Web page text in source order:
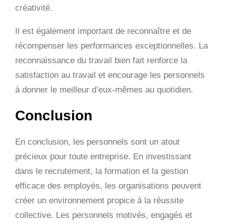
créativité.
Il est également important de reconnaître et de
récompenser les performances exceptionnelles. La
reconnaissance du travail bien fait renforce la
satisfaction au travail et encourage les personnels
à donner le meilleur d’eux-mêmes au quotidien.
Conclusion
En conclusion, les personnels sont un atout
précieux pour toute entreprise. En investissant
dans le recrutement, la formation et la gestion
efficace des employés, les organisations peuvent
créer un environnement propice à la réussite
collective. Les personnels motivés, engagés et